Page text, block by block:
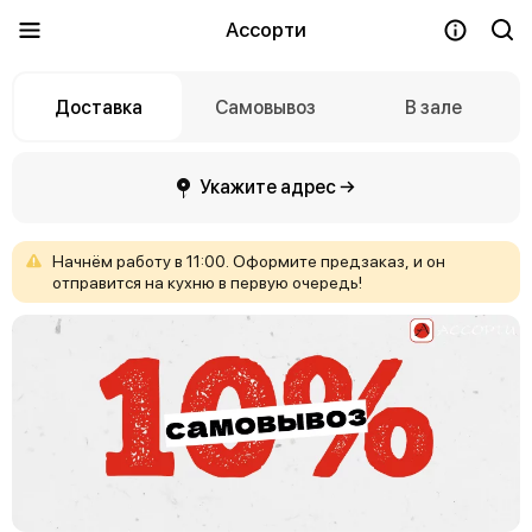
Ассорти
Доставка Самовывоз В зале
Укажите адрес →
Начнём работув 11:00. Оформите предзаказ, и он
отправится на кухню в первую очередь!